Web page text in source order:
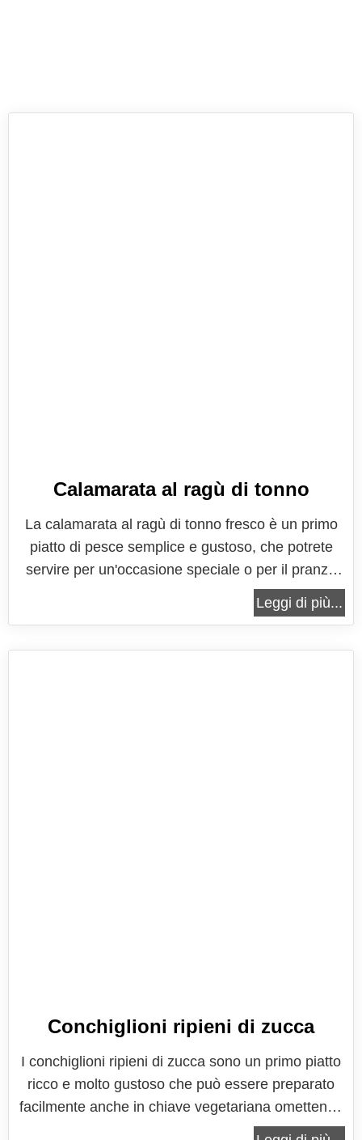
Calamarata al ragù di tonno
La calamarata al ragù di tonno fresco è un primo
piatto di pesce semplice e gustoso, che potrete
servire per un'occasione speciale o per il pranzo
della domenica. Il ragù di tonno rappresenta una
sana e genuina variante al classico ragù di carne,
Leggi di più...
Conchiglioni ripieni di zucca
I conchiglioni ripieni di zucca sono un primo piatto
ricco e molto gustoso che può essere preparato
facilmente anche in chiave vegetariana omettendo
la pancetta e sostituendo il suo sapore con delle